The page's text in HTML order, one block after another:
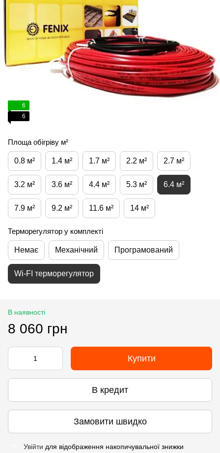
6
6
Площа обігріву м²
0.8 м² 1.4 м² 1.7 м² 2.2 м² 2.7 м²
3.2 м² 3.6 м² 4.4 м² 5.3 м² 6.4 м²
7.9 м² 9.2 м² 11.6 м² 14 м²
Терморегулятор у комплекті
Немає Механічний Програмований
Wi-FI терморегулятор
В наявності
8 060 грн
Купити
В кредит
Замовити швидко
Увійти для відображення накопичувальної знижки